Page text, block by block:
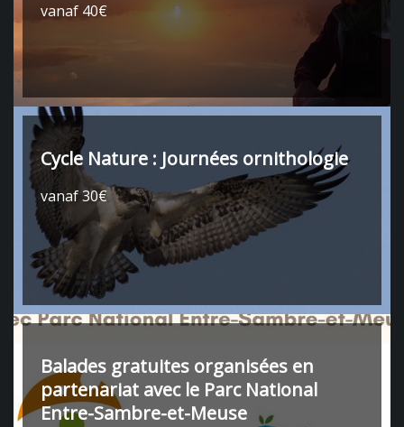
vanaf 40€
Cycle Nature : Journées ornithologie
vanaf 30€
Balades gratuites organisées en
partenariat avec le Parc National
Entre-Sambre-et-Meuse